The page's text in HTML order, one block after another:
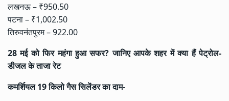
लखनऊ – ₹950.50
पटना – ₹1,002.50
तिरुवनंतपुरम – 922.00
28 मई को फिर महंगा हुआ सफर? जानिए आपके शहर में क्या हैं पेट्रोल-
डीजल के ताजा रेट
कमर्शियल 19 किलो गैस सिलेंडर का दाम-